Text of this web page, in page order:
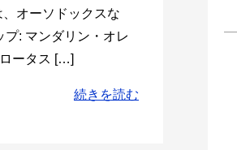
オーソドックスな
: マンダリン・オレ
ータス […]
続きを読む